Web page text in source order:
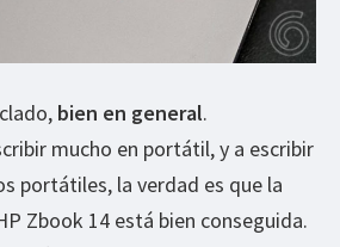
bien en general.
mucho en portátil, y a escribir
portátiles, la verdad es que la
Zbook 14 está bien conseguida.